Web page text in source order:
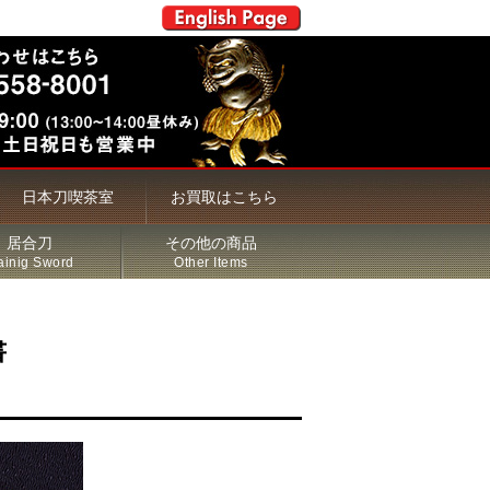
日本刀喫茶室 お買取はこちら
居合刀
Sword
その他の商品
Other Items